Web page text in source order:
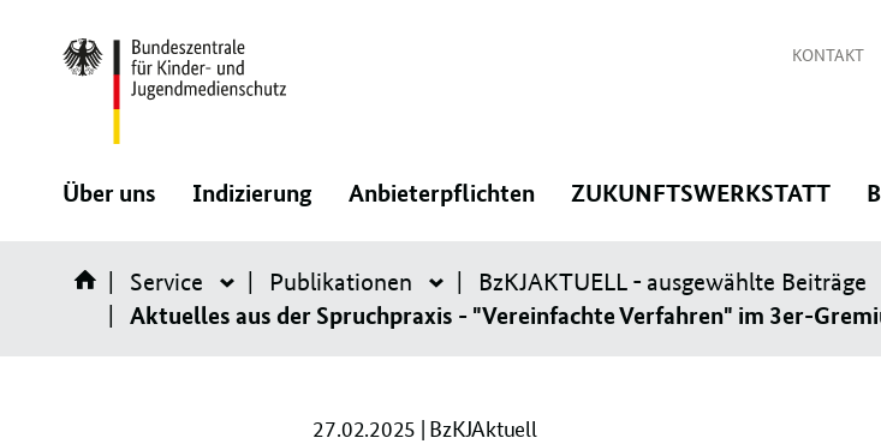
KONTAKT
Über uns
öffnen/schließen
Indizierung
öffnen/schließen
Anbieterpflichten:
öffnen/schließen
ZUKUNFTSWERKSTATT:
Service Service
Publikationen Publikationen
BzKJAKTUELL - ausgewählte Beiträge
Aktuelles aus der Spruchpraxis - "Vereinfachte Verfahren" im 3er-
27.02.2025 | BzKJAktuell